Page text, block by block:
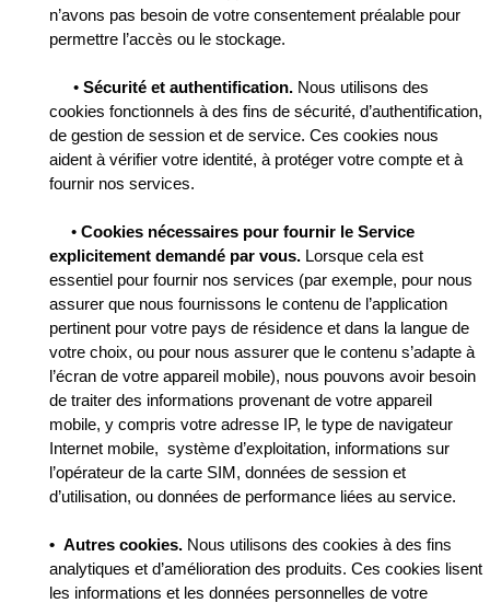
n’avons pas besoin de votre consentement préalable pour
permettre l’accès ou le stockage.
•Sécurité et authentification. Nous utilisons des
cookies fonctionnels à des fins de sécurité, d’authentification,
de gestion de session et de service. Ces cookies nous
aident à vérifier votre identité, à protéger votre compte et à
fournir nos services.
•Cookies nécessaires pour fournir le Service
explicitement demandé par vous. Lorsque cela est
essentiel pour fournir nos services (par exemple, pour nous
assurer que nous fournissons le contenu de l’application
pertinent pour votre pays de résidence et dans la langue de
votre choix, ou pour nous assurer que le contenu s’adapte à
l’écran de votre appareil mobile), nous pouvons avoir besoin
de traiter des informations provenant de votre appareil
mobile, y compris votre adresse IP, le type de navigateur
Internet mobile, système d’exploitation, informations sur
l’opérateur de la carte SIM, données de session et
d’utilisation, ou données de performance liées au service.
• Autres cookies. Nous utilisons des cookies à des fins
analytiques et d’amélioration des produits. Ces cookies lisent
les informations et les données personnelles de votre